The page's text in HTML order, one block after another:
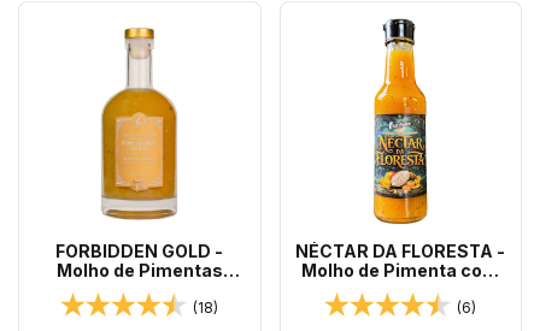
FORBIDDEN GOLD -
Molho de Pimentas
Amarelas Artesanal
375ml
(18)
NÉCTAR DA FLORESTA -
Molho de Pimenta com
Cupuaçu, Manga,
Rocoto e Dedo de Moça
(6)